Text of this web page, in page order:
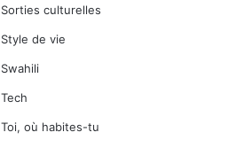
Sorties culturelles
Style de vie
Swahili
Tech
Toi, où habites-tu